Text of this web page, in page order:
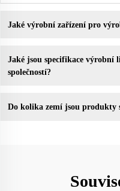
Jaké výrobní zařízení pro
Jaké jsou specifikace výrobní
společností?
Do kolika zemí jsou produkty